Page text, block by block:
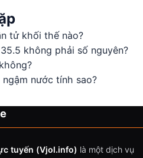
tử khối thế nào?
không phải số nguyên?
nước tính sao?
tuyến (Vjol.info) là một dịch vụ